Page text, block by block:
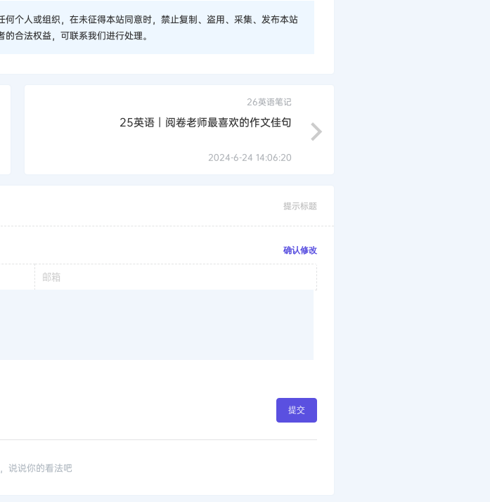
个人或组织，在未征得本站同意时，禁止复制、盗用、采集、发布本站
合法权益，可联系我们进行处理。
26英语笔记
25英语丨阅卷老师最喜欢的作文佳句
2024-6-24 14:06:20
提示标题
确认修改
提交
说说你的看法吧